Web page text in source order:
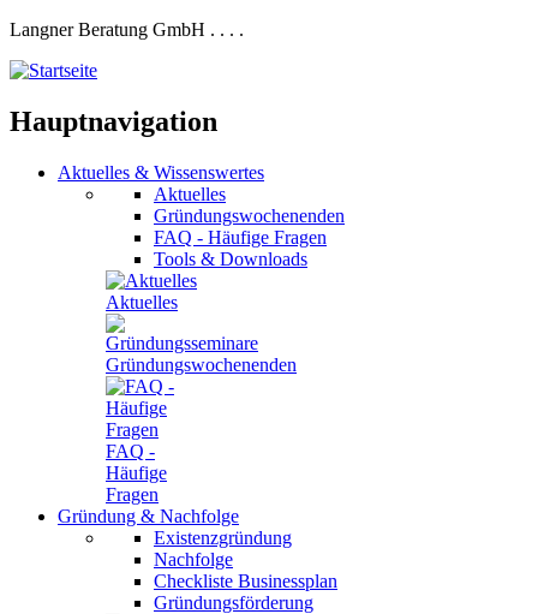
Langner Beratung GmbH . . . .
Hauptnavigation
Aktuelles & Wissenswertes
Aktuelles
Gründungswochenenden
FAQ - Häufige Fragen
Tools & Downloads
Aktuelles
Gründungswochenenden
FAQ -
Häufige
Fragen
Gründung & Nachfolge
Existenzgründung
Nachfolge
Checkliste Businessplan
Gründungsförderung